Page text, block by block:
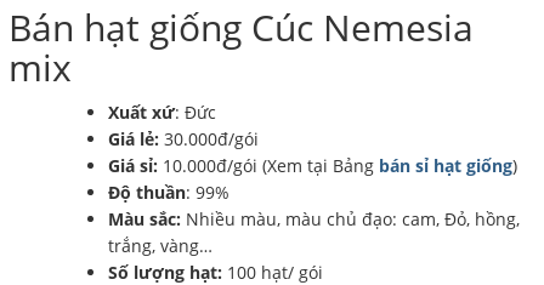
Bán hạt giống Cúc Nemesia
mix
Xuất xứ: Đức
Giá lẻ: 30.000đ/gói
Giá sỉ: 10.000đ/gói (Xem tại Bảng bán sỉ hạt giống)
Độ thuần: 99%
Màu sắc: Nhiều màu, màu chủ đạo: cam, Đỏ, hồng,
trắng, vàng…
Số lượng hạt: 100 hạt/ gói